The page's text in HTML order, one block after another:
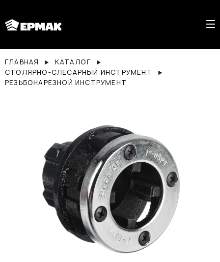
ГЛАВНАЯ
КАТАЛОГ
СТОЛЯРНО-СЛЕСАРНЫЙ ИНСТРУМЕНТ
РЕЗЬБОНАРЕЗНОЙ ИНСТРУМЕНТ